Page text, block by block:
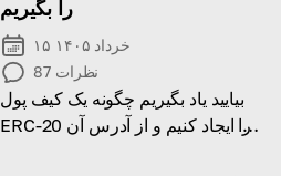
را بگیریم
۱۵ خرداد ۱۴۰۵
87 نظرات
بیایید یاد بگیریم چگونه یک کیف پول
ERC-20 را ایجاد کنیم و از آدرس آن